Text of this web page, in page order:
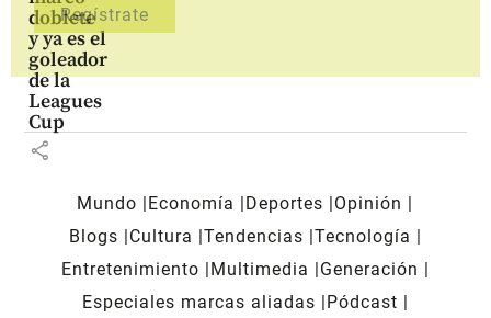
doblete
y ya es el
goleador
de la
Leagues
Cup
share
Mundo Economía Deportes
Opinión
Blogs
Cultura Tendencias Tecnología
Entretenimiento
Multimedia
Generación
Especiales marcas aliadas
Pódcast